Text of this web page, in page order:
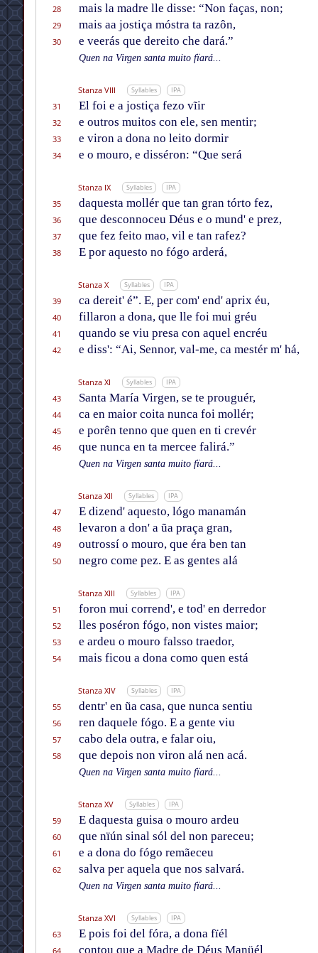
28
mais la madre lle disse: “Non faças, non;
29
mais aa jostiça móstra ta razôn,
30
e veerás que dereito che dará.”
Quen na Virgen santa muito fïará...
Stanza VIII Syllables IPA
31 El foi e a jostiça fezo vĩir
32
e outros muitos con ele, sen mentir;
33
e viron a dona no leito dormir
34
e o mouro, e disséron: “Que será
Stanza IX Syllables IPA
35 daquesta mollér que tan gran tórto fez,
36
que desconnoceu Déus e o mund' e prez,
37
que fez feito mao, vil e tan rafez?
38
E por aquesto no fógo arderá,
Stanza X Syllables IPA
39 ca dereit' é”. E, per com' end' aprix éu,
40
fillaron a dona, que lle foi mui gréu
41
quando se viu presa con aquel encréu
42
e diss': “Ai, Sennor, val-me, ca mestér m' há,
Stanza XI Syllables IPA
43 Santa María Virgen, se te prouguér,
44
ca en maior coita nunca foi mollér;
45
e porên tenno que quen en ti crevér
46
que nunca en ta mercee falirá.”
Quen na Virgen santa muito fïará...
Stanza XII Syllables IPA
47 E dizend' aquesto, lógo manamán
48
levaron a don' a ũa praça gran,
49
outrossí o mouro, que éra ben tan
50
negro come pez. E as gentes alá
Stanza XIII Syllables IPA
51 foron mui corrend', e tod' en derredor
52
lles poséron fógo, non vistes maior;
53
e ardeu o mouro falsso traedor,
54
mais ficou a dona como quen está
Stanza XIV Syllables IPA
55 dentr' en ũa casa, que nunca sentiu
56
ren daquele fógo. E a gente viu
57
cabo dela outra, e falar oiu,
58
que depois non viron alá nen acá.
Quen na Virgen santa muito fïará...
Stanza XV Syllables IPA
59 E daquesta guisa o mouro ardeu
60
que nïún sinal sól del non pareceu;
61
e a dona do fógo remãeceu
62
salva per aquela que nos salvará.
Quen na Virgen santa muito fïará...
Stanza XVI Syllables IPA
63 E pois foi del fóra, a dona fïél
64
contou que a Madre de Déus Manüél